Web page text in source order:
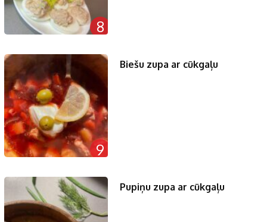
8
9
Biešu zupa ar cūkgaļu
Pupiņu zupa ar cūkgaļu